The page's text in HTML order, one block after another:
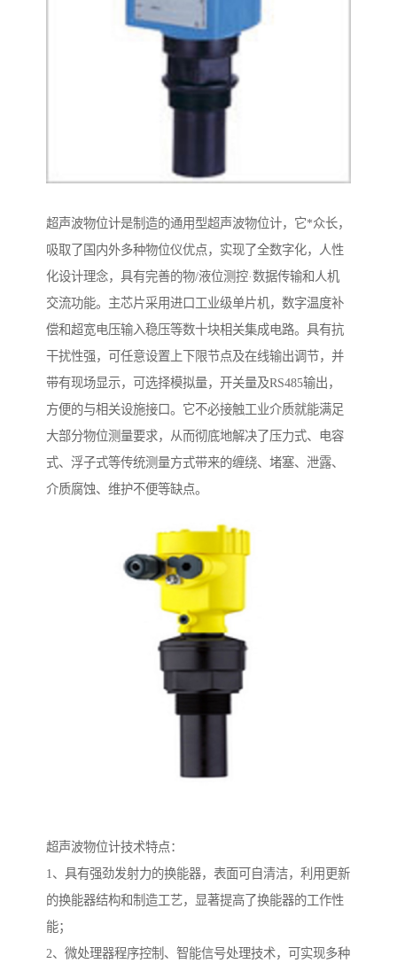
超声波物位计是制造的通用型超声波物位计，它*众长，
吸取了国内外多种物位仪优点，实现了全数字化，人性
化设计理念，具有完善的物/液位测控·数据传输和人机
交流功能。主芯片采用进口工业级单片机，数字温度补
偿和超宽电压输入稳压等数十块相关集成电路。具有抗
干扰性强，可任意设置上下限节点及在线输出调节，并
带有现场显示，可选择模拟量，开关量及RS485输出，
方便的与相关设施接口。它不必接触工业介质就能满足
大部分物位测量要求，从而彻底地解决了压力式、电容
式、浮子式等传统测量方式带来的缠绕、堵塞、泄露、
介质腐蚀、维护不便等缺点。
超声波物位计技术特点：
1、具有强劲发射力的换能器，表面可自清洁，利用更新
的换能器结构和制造工艺，显著提高了换能器的工作性
能；
2、微处理器程序控制、智能信号处理技术，可实现多种